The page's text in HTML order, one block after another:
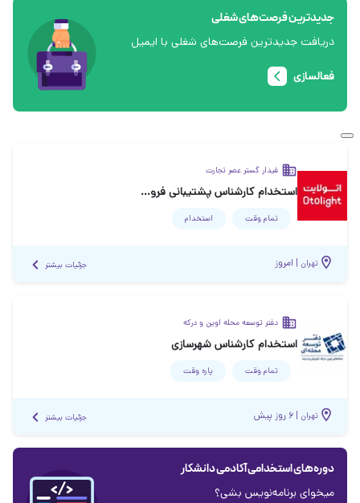
جدیدترین فرصت‌های شغلی
دریافت جدیدترین فرصت‌های شغلی با ایمیل
فعالسازی
فیدار گستر عصر تجارت
استخدام کارشناس پشتیبانی فروش نمایندگان
تمام وقت استخدام
تهران | امروز جزئیات بیشتر
دفتر توسعه محله اوین و درکه
استخدام کارشناس شهرسازی
تمام وقت پاره وقت
تهران | ۶ روز پیش جزئیات بیشتر
دوره‌های استخدامی آکادمی دانشکار
میخوای برنامه‌نویس بشی؟